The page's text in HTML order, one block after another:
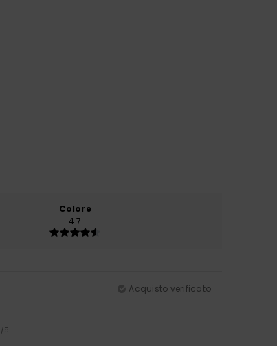
Colore
4.7
Acquisto verificato
/5